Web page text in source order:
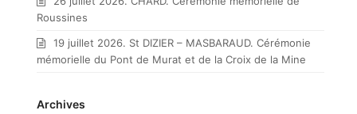
Roussines
19 juillet 2026. St DIZIER – MASBARAUD. Cérémonie
mémorielle du Pont de Murat et de la Croix de la Mine
Archives